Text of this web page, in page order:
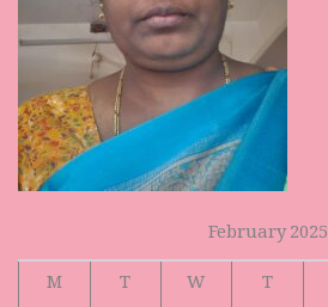
February 2025
M
T W T